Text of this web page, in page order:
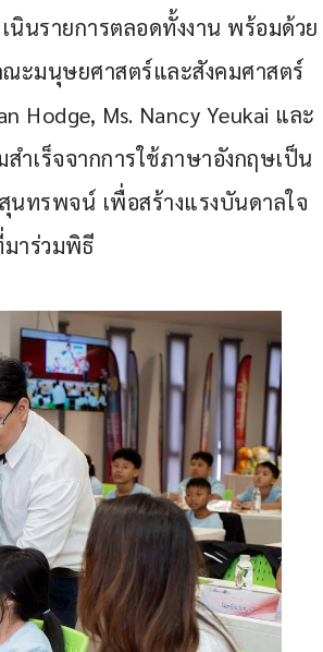
นินรายการตลอดทั้งงาน พร้อมด้วย
ะมนุษยศาสตร์และสังคมศาสตร์
Hodge, Ms. Nancy Yeukai และ
ำเร็จจากการใช้ภาษาอังกฤษเป็น
นทรพจน์ เพื่อสร้างแรงบันดาลใจ
าร่วมพิธี